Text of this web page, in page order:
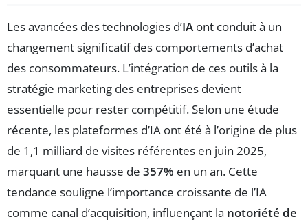
Les avancées des technologies d’IA ont conduit à un
changement significatif des comportements d’achat
des consommateurs. L’intégration de ces outils à la
stratégie marketing des entreprises devient
essentielle pour rester compétitif. Selon une étude
récente, les plateformes d’IA ont été à l’origine de plus
de 1,1 milliard de visites référentes en juin 2025,
marquant une hausse de 357% en un an. Cette
tendance souligne l’importance croissante de l’IA
comme canal d’acquisition, influençant la notoriété de